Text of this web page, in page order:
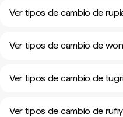
Ver tipos de cambio de
Ver tipos de cambio de
Ver tipos de cambio de
Ver tipos de cambio de